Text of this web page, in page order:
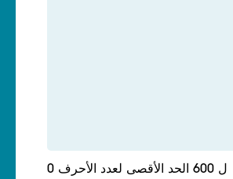
0 ل 600 الحد الأقصى لعدد الأحرف